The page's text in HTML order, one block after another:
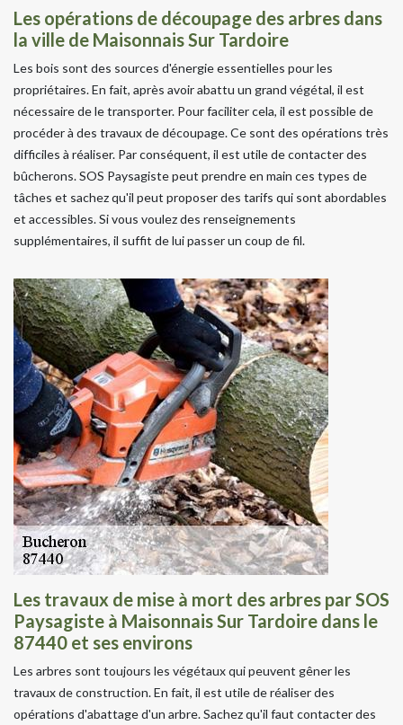
Les opérations de découpage des arbres dans
la ville de Maisonnais Sur Tardoire
Les bois sont des sources d'énergie essentielles pour les
propriétaires. En fait, après avoir abattu un grand végétal, il est
nécessaire de le transporter. Pour faciliter cela, il est possible de
procéder à des travaux de découpage. Ce sont des opérations très
difficiles à réaliser. Par conséquent, il est utile de contacter des
bûcherons. SOS Paysagiste peut prendre en main ces types de
tâches et sachez qu'il peut proposer des tarifs qui sont abordables
et accessibles. Si vous voulez des renseignements
supplémentaires, il suffit de lui passer un coup de fil.
Les travaux de mise à mort des arbres par SOS
Paysagiste à Maisonnais Sur Tardoire dans le
87440 et ses environs
Les arbres sont toujours les végétaux qui peuvent gêner les
travaux de construction. En fait, il est utile de réaliser des
opérations d'abattage d'un arbre. Sachez qu'il faut contacter des